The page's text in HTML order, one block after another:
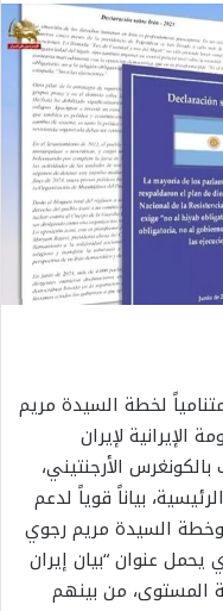
لخطة السيدة مريم
الإيرانية لإيران
الأرجنتيني،
الرئيسية، بياناً قوياً لدعم
وخطة السيدة مريم رجوي
عنوان “بيان إيران
المستوى، من بينهم